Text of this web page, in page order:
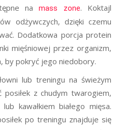
namass zone. Koktajl
odżywczych, dzięki czemu
Dodatkowa porcja protein
mięśniowej przez organizm,
by pokryć jego niedobory.
lub treningu na świeżym
z chudym twarogiem,
kawałkiem białego mięsa.
po treningu znajduje się